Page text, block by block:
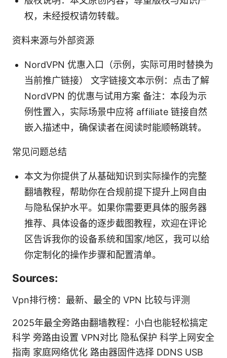
权，未经授权请勿转载。
资料来源与外部资源
NordVPN 优惠入口（示例，实际可用时替换为
当前推广链接） 文字链接文本示例：点击了解
NordVPN 的优惠与试用方案 备注：本段为示
例性置入，实际场景中应将 affiliate 链接自然
嵌入描述中，确保读者在阅读时能顺畅跳转。
常见问题总结
本文为你提供了从基础知识到实际操作的完整
翻墙教程，帮助你在合规前提下提升上网自由
与隐私保护水平。如果你需要更具体的服务器
推荐、具体设备的逐步截图教程，欢迎在评论
区告诉我你的设备系统和国家/地区，我可以给
你定制化的操作步骤和配置清单。
Sources:
Vpn排行榜：最新、最全的 VPN 比较与评测
2025年最全旁路由翻墙教程：小白也能轻松搞定
科学 旁路由设置 VPN对比 隐私保护 科学上网安全
指南 家庭网络优化 路由器固件选择 DDNS USB